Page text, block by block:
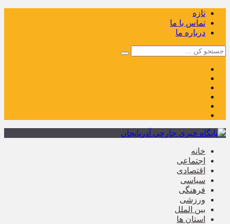
تازه
تماس با ما
درباره ما
خانه
اجتماعی
اقتصادی
سیاسی
فرهنگی
ورزشی
بین الملل
استان ها